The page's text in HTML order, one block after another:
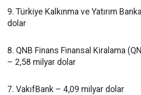
9. Türkiye Kalkınma ve Yatırım
dolar
8. QNB Finans Finansal Kiralama
– 2,58 milyar dolar
7. VakıfBank – 4,09 milyar dolar